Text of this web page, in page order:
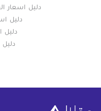
دليل اسعار
دليل
دليل
دليل